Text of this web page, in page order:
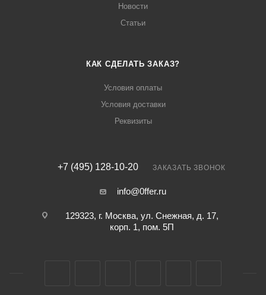
Новости
Статьи
КАК СДЕЛАТЬ ЗАКАЗ?
Условия оплаты
Условия доставки
Реквизиты
+7 (495) 128-10-20 ЗАКАЗАТЬ ЗВОНОК
info@0ffer.ru
129323, г. Москва, ул. Снежная, д. 17,
корп. 1, пом. 5П